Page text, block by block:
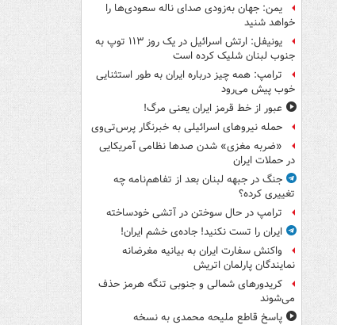
یمن: جهان به‌زودی صدای ناله سعودی‌ها را
خواهد شنید
یونیفل: ارتش اسرائیل در یک روز ۱۱۳ توپ به
جنوب لبنان شلیک کرده است
ترامپ: همه چیز درباره ایران به طور استثنایی
خوب پیش می‌رود
عبور از خط قرمز ایران یعنی مرگ!
حمله نیروهای اسرائیلی به خبرنگار پرس‌تی‌وی
«ضربه مغزی» شدن صدها نظامی آمریکایی
در حملات ایران
جنگ در جبهه لبنان بعد از تفاهم‌نامه چه
تغییری کرده؟
ترامپ در حال سوختن در آتشی خودساخته
ایران را تست نکنید! جاده‌ی خشم ایران!
واکنش سفارت ایران به بیانیه مغرضانه
نمایندگان پارلمان اتریش
کریدورهای شمالی و جنوبی تنگه هرمز حذف
می‌شوند
پاسخ قاطع ملیحه محمدی به نسخه